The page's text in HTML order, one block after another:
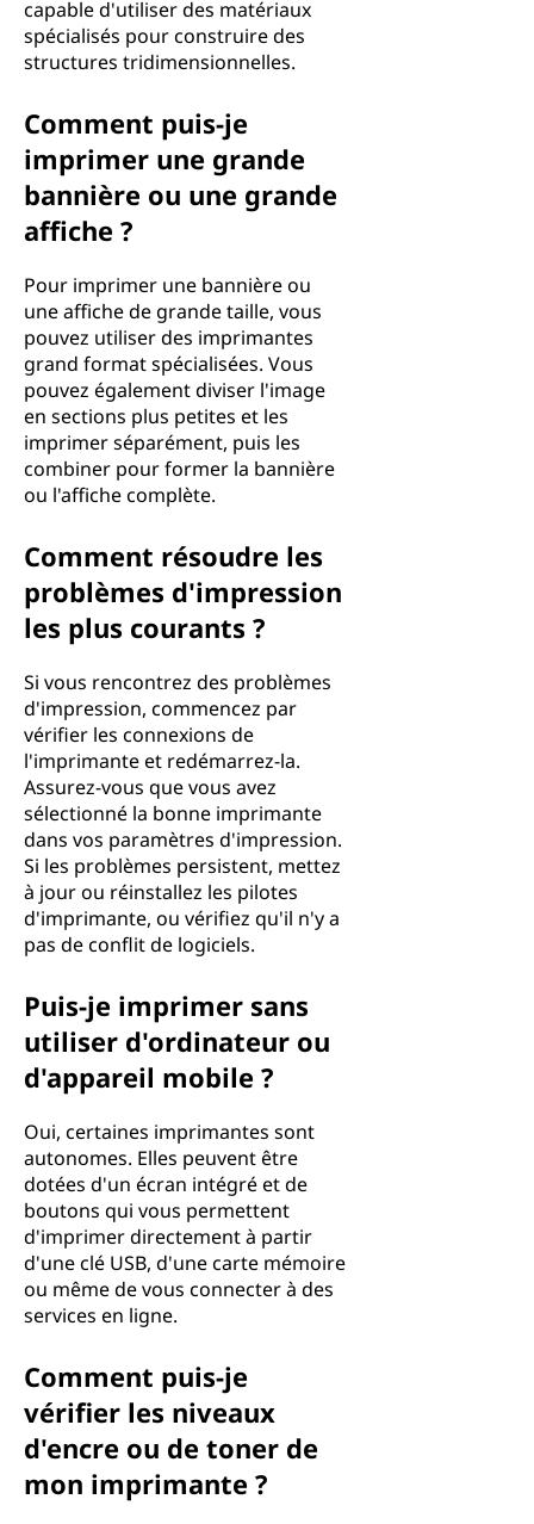
capable d'utiliser des matériaux
spécialisés pour construire des
structures tridimensionnelles.
Comment puis-je
imprimer une grande
bannière ou une grande
affiche ?
Pour imprimer une bannière ou
une affiche de grande taille, vous
pouvez utiliser des imprimantes
grand format spécialisées. Vous
pouvez également diviser l'image
en sections plus petites et les
imprimer séparément, puis les
combiner pour former la bannière
ou l'affiche complète.
Comment résoudre les
problèmes d'impression
les plus courants ?
Si vous rencontrez des problèmes
d'impression, commencez par
vérifier les connexions de
l'imprimante et redémarrez-la.
Assurez-vous que vous avez
sélectionné la bonne imprimante
dans vos paramètres d'impression.
Si les problèmes persistent, mettez
à jour ou réinstallez les pilotes
d'imprimante, ou vérifiez qu'il n'y a
pas de conflit de logiciels.
Puis-je imprimer sans
utiliser d'ordinateur ou
d'appareil mobile ?
Oui, certaines imprimantes sont
autonomes. Elles peuvent être
dotées d'un écran intégré et de
boutons qui vous permettent
d'imprimer directement à partir
d'une clé USB, d'une carte mémoire
ou même de vous connecter à des
services en ligne.
Comment puis-je
vérifier les niveaux
d'encre ou de toner de
mon imprimante ?